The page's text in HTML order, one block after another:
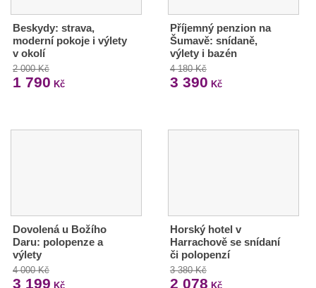
Beskydy: strava,
moderní pokoje i výlety
v okolí
2 000 Kč
1 790 Kč
Příjemný penzion na
Šumavě: snídaně,
výlety i bazén
4 180 Kč
3 390 Kč
Dovolená u Božího
Daru: polopenze a
výlety
4 000 Kč
3 199 Kč
Horský hotel v
Harrachově se snídaní
či polopenzí
3 380 Kč
2 078 Kč